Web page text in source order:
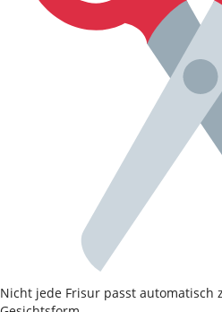
Nicht jede Frisur passt automatisch